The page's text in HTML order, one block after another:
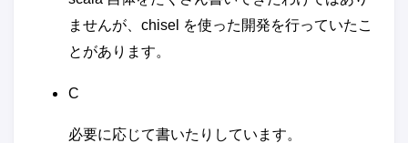
ませんが、chisel を使った開発を行っていたこ
とがあります。
C
必要に応じて書いたりしています。